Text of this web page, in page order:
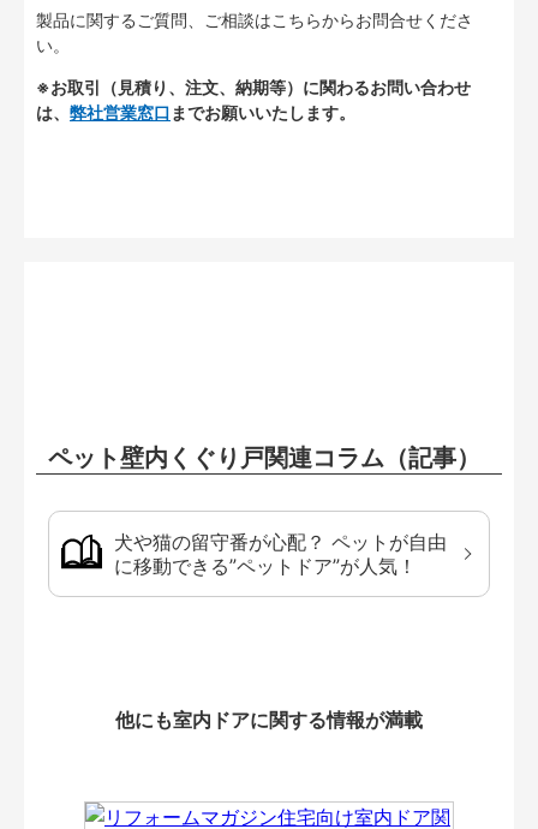
製品に関するご質問、ご相談はこちらからお問合せくださ
い。
※お取引（見積り、注文、納期等）に関わるお問い合わせ
は、 弊社営業窓口 までお願いいたします。
ペット壁内くぐり戸関連コラム（記事）
犬や猫の留守番が心配？ ペットが自由
に移動できる”ペットドア”が人気！
他にも室内ドアに関する情報が満載